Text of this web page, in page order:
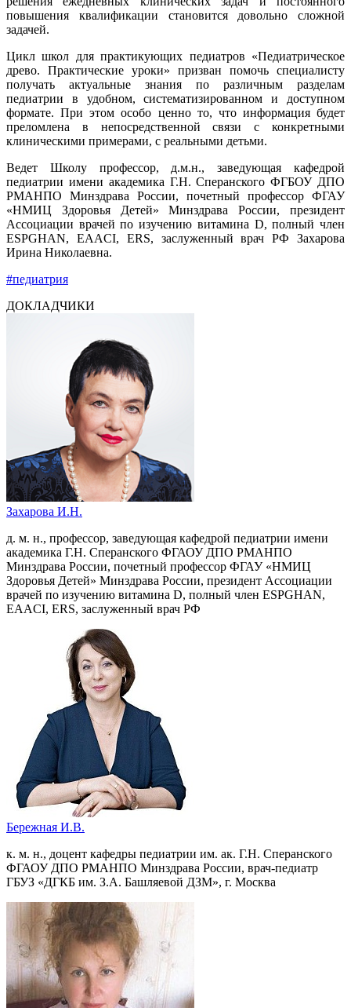
повышения квалификации становится довольно сложной
задачей.
Цикл школ для практикующих педиатров «Педиатрическое
древо. Практические уроки» призван помочь специалисту
получать актуальные знания по различным разделам
педиатрии в удобном, систематизированном и доступном
формате. При этом особо ценно то, что информация будет
преломлена в непосредственной связи с конкретными
клиническими примерами, с реальными детьми.
Ведет Школу профессор, д.м.н., заведующая кафедрой
педиатрии имени академика Г.Н. Сперанского ФГБОУ ДПО
РМАНПО Минздрава России, почетный профессор ФГАУ
«НМИЦ Здоровья Детей» Минздрава России, президент
Ассоциации врачей по изучению витамина D, полный член
ESPGHAN, EAACI, ERS, заслуженный врач РФ Захарова
Ирина Николаевна.
#педиатрия
ДОКЛАДЧИКИ
Захарова И.Н.
д. м. н., профессор, заведующая кафедрой педиатрии имени
академика Г.Н. Сперанского ФГАОУ ДПО РМАНПО
Минздрава России, почетный профессор ФГАУ «НМИЦ
Здоровья Детей» Минздрава России, президент Ассоциации
врачей по изучению витамина D, полный член ESPGHAN,
EAACI, ERS, заслуженный врач РФ
Бережная И.В.
к. м. н., доцент кафедры педиатрии им. ак. Г.Н. Сперанского
ФГАОУ ДПО РМАНПО Минздрава России, врач-педиатр
ГБУЗ «ДГКБ им. З.А. Башляевой ДЗМ», г. Москва